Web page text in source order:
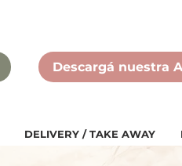
Descargá nuestra
DELIVERY / TAKE AWAY